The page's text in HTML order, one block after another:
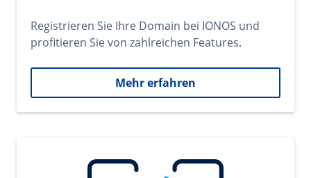
Registrieren Sie Ihre Domain bei IONOS und
profitieren Sie von zahlreichen Features.
Mehr erfahren